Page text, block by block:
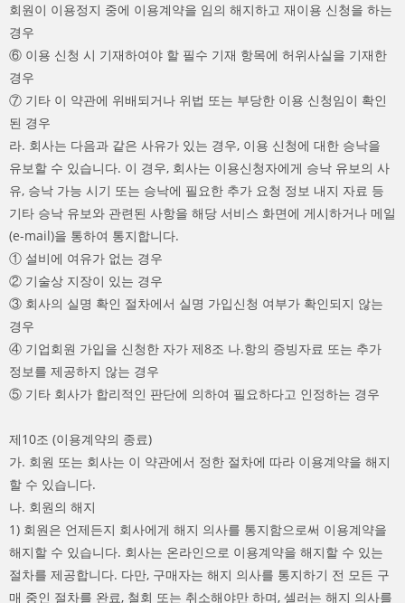
회원이 이용정지 중에 이용계약을 임의 해지하고 재이용 신청을 하는
경우
⑥ 이용 신청 시 기재하여야 할 필수 기재 항목에 허위사실을 기재한
경우
⑦ 기타 이 약관에 위배되거나 위법 또는 부당한 이용 신청임이 확인
된 경우
라. 회사는 다음과 같은 사유가 있는 경우, 이용 신청에 대한 승낙을
유보할 수 있습니다. 이 경우, 회사는 이용신청자에게 승낙 유보의 사
유, 승낙 가능 시기 또는 승낙에 필요한 추가 요청 정보 내지 자료 등
기타 승낙 유보와 관련된 사항을 해당 서비스 화면에 게시하거나 메일
(e-mail)을 통하여 통지합니다.
① 설비에 여유가 없는 경우
② 기술상 지장이 있는 경우
③ 회사의 실명 확인 절차에서 실명 가입신청 여부가 확인되지 않는
경우
④ 기업회원 가입을 신청한 자가 제8조 나.항의 증빙자료 또는 추가
정보를 제공하지 않는 경우
⑤ 기타 회사가 합리적인 판단에 의하여 필요하다고 인정하는 경우
제10조 (이용계약의 종료)
가. 회원 또는 회사는 이 약관에서 정한 절차에 따라 이용계약을 해지
할 수 있습니다.
나. 회원의 해지
1) 회원은 언제든지 회사에게 해지 의사를 통지함으로써 이용계약을
해지할 수 있습니다. 회사는 온라인으로 이용계약을 해지할 수 있는
절차를 제공합니다. 다만, 구매자는 해지 의사를 통지하기 전 모든 구
매 중인 절차를 완료, 철회 또는 취소해야만 하며, 셀러는 해지 의사를